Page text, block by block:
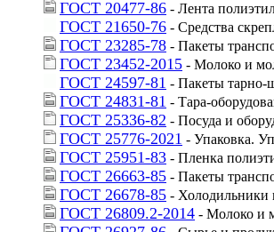
ГОСТ 20477-86 - Лента
ГОСТ 21650-76 - Средства
ГОСТ 23285-78 - Пакеты
ГОСТ 23452-2015 - Молоко и
ГОСТ 24597-81 - Пакеты тарно-
ГОСТ 24831-81 - Тара-
ГОСТ 25336-82 - Посуда и
ГОСТ 25776-2021 - Упаковка.
ГОСТ 25951-83 - Пленка
ГОСТ 26663-85 - Пакеты
ГОСТ 26678-85 - Холодильники
ГОСТ 26809.2-2014 - Молоко и